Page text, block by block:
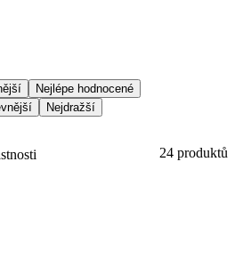
Nejlépe hodnocené
Nejdražší
24 produktů